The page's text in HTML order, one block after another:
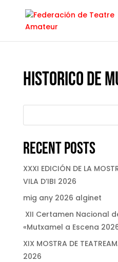
Historico de
Recent Posts
XXXI EDICIÓN DE LA
VILA D’IBI 2026
mig any 2026 alginet
XII Certamen Nacional
«Mutxamel a Escena
XIX MOSTRA DE
2026